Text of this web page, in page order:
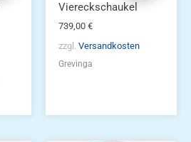
Viereckschaukel
739,00 €
zzgl. Versandkosten
Grevinga